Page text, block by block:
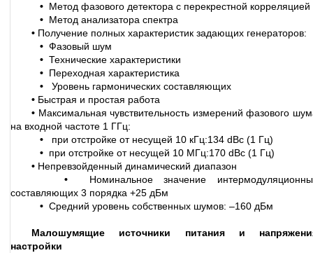
• Метод фазового детектора с перекрестной корреляцией
• Метод анализатора спектра
• Получение полных характеристик задающих генераторов:
• Фазовый шум
• Технические характеристики
• Переходная характеристика
•
Уровень гармонических составляющих
• Быстрая и простая работа
• Максимальная чувствительность измерений фазового
на входной частоте 1 ГГц:
•
при отстройке от несущей 10 кГц:134 dBc (1 Гц)
• при отстройке от несущей 10 МГц:170 dBc (1 Гц)
• Непревзойденный динамический диапазон
•
Номинальное значение
составляющих 3 порядка +25 дБм
• Средний уровень собственных шумов: –160 дБм
Малошумящие источники питания и
настройки